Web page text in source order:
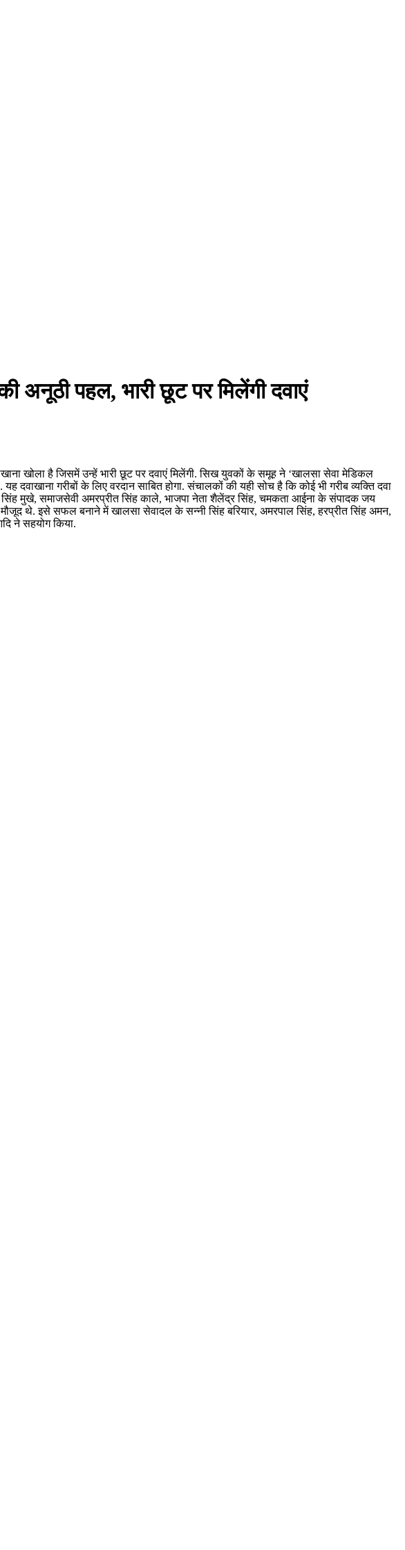
अनूठी पहल, भारी छूट पर मिलेंगी दवाएं
खोला है जिसमें उन्हें भारी छूट पर दवाएं मिलेंगी. सिख युवकों के समूह ने ‘खालसा सेवा मेडिकल
गरीबों के लिए वरदान साबित होगा. संचालकों की यही सोच है कि कोई भी गरीब व्यक्ति दवा
सिंह मुखे, समाजसेवी अमरप्रीत सिंह काले, भाजपा नेता शैलेंद्र सिंह, चमकता आईना के संपादक जय
मौजूद थे. इसे सफल बनाने में खालसा सेवादल के सन्नी सिंह बरियार, अमरपाल सिंह, हरप्रीत सिंह अमन,
ने सहयोग किया.